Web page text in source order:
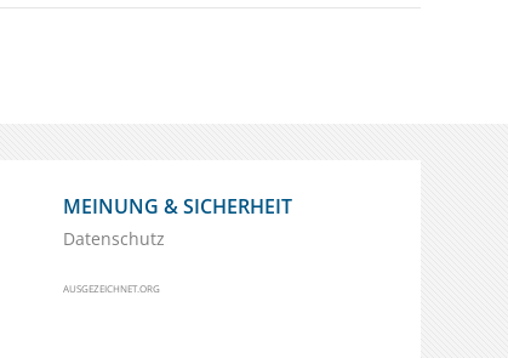
MEINUNG & SICHERHEIT
Datenschutz
AUSGEZEICHNET.ORG